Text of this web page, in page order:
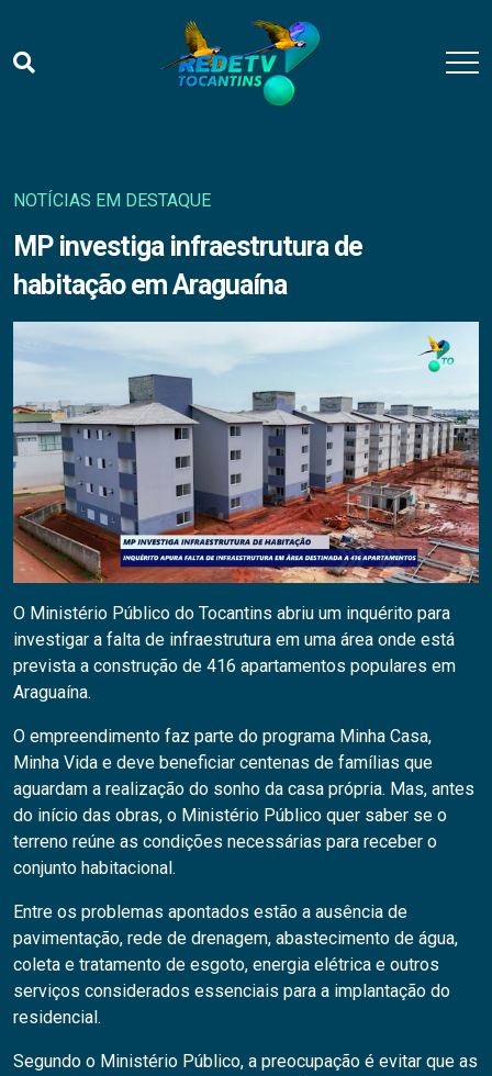
NOTÍCIAS EM DESTAQUE
MP investiga infraestrutura de
habitação em Araguaína
O Ministério Público do Tocantins abriu um inquérito para
investigar a falta de infraestrutura em uma área onde está
prevista a construção de 416 apartamentos populares em
Araguaína.
O empreendimento faz parte do programa Minha Casa,
Minha Vida e deve beneficiar centenas de famílias que
aguardam a realização do sonho da casa própria. Mas, antes
do início das obras, o Ministério Público quer saber se o
terreno reúne as condições necessárias para receber o
conjunto habitacional.
Entre os problemas apontados estão a ausência de
pavimentação, rede de drenagem, abastecimento de água,
coleta e tratamento de esgoto, energia elétrica e outros
serviços considerados essenciais para a implantação do
residencial.
Segundo o Ministério Público, a preocupação é evitar que as